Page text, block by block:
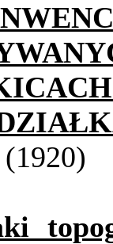
(1920)